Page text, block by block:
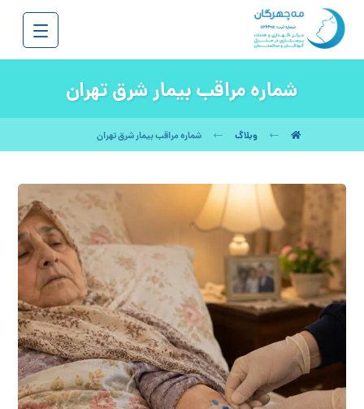
شماره مراقب بیمار شرق تهران
وبلاگ شماره مراقب بیمار شرق تهران